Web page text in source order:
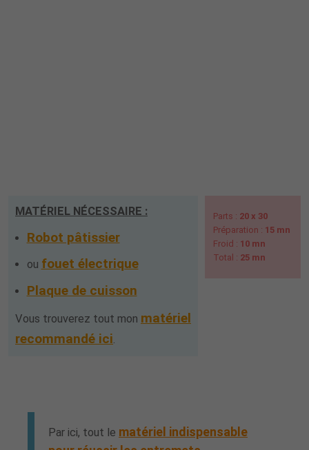
MATÉRIEL NÉCESSAIRE :
Robot pâtissier
ou fouet électrique
Plaque de cuisson
Vous trouverez tout mon matériel
recommandé ici.
Parts : 20 x 30
Préparation : 15 mn
Froid : 10 mn
Total : 25 mn
Par ici, tout le matériel indispensable